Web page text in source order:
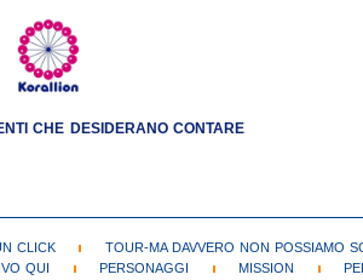
CHE DESIDERANO CONTARE
CLICK TOUR-MA DAVVERO NON POSSIAMO
QUI PERSONAGGI MISSION